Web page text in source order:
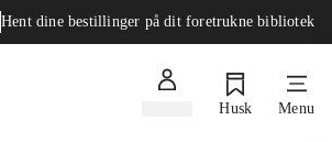
Hent dine bestillinger på dit foretrukne bibliotek
Husk Menu